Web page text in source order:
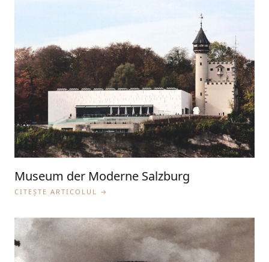
Museum der Moderne Salzburg
CITEȘTE ARTICOLUL →